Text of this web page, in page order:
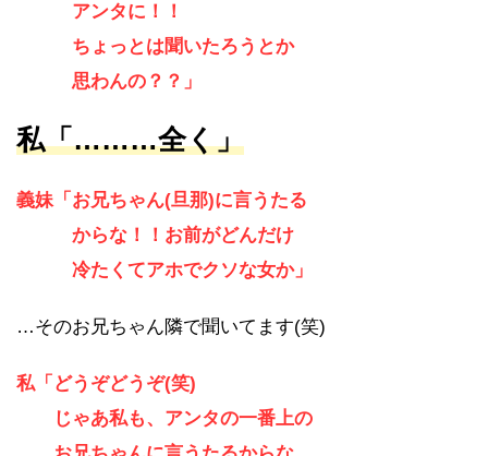
アンタに！！
ちょっとは聞いたろうとか
思わんの？？」
私「………全く」
義妹「お兄ちゃん(旦那)に言うたる
からな！！お前がどんだけ
冷たくてアホでクソな女か」
…そのお兄ちゃん隣で聞いてます(笑)
私「どうぞどうぞ(笑)
じゃあ私も、アンタの一番上の